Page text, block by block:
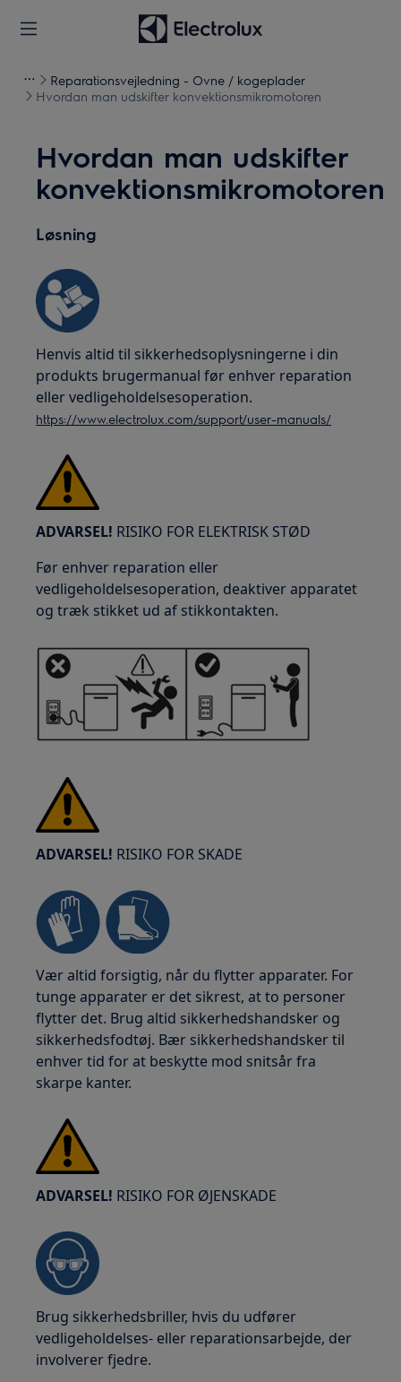
Reparationsvejledning - Ovne / kogeplader
Hvordan man udskifter konvektionsmikromotoren
Hvordan man udskifter
konvektionsmikromotoren
Løsning
Henvis altid til sikkerhedsoplysningerne i din
produkts brugermanual før enhver reparation
eller vedligeholdelsesoperation.
https://www.electrolux.com/support/user-manuals/
ADVARSEL! RISIKO FOR ELEKTRISK STØD
Før enhver reparation eller
vedligeholdelsesoperation, deaktiver apparatet
og træk stikket ud af stikkontakten.
ADVARSEL! RISIKO FOR SKADE
Vær altid forsigtig, når du flytter apparater. For
tunge apparater er det sikrest, at to personer
flytter det. Brug altid sikkerhedshandsker og
sikkerhedsfodtøj. Bær sikkerhedshandsker til
enhver tid for at beskytte mod snitsår fra
skarpe kanter.
ADVARSEL! RISIKO FOR ØJENSKADE
Brug sikkerhedsbriller, hvis du udfører
vedligeholdelses- eller reparationsarbejde, der
involverer fjedre.